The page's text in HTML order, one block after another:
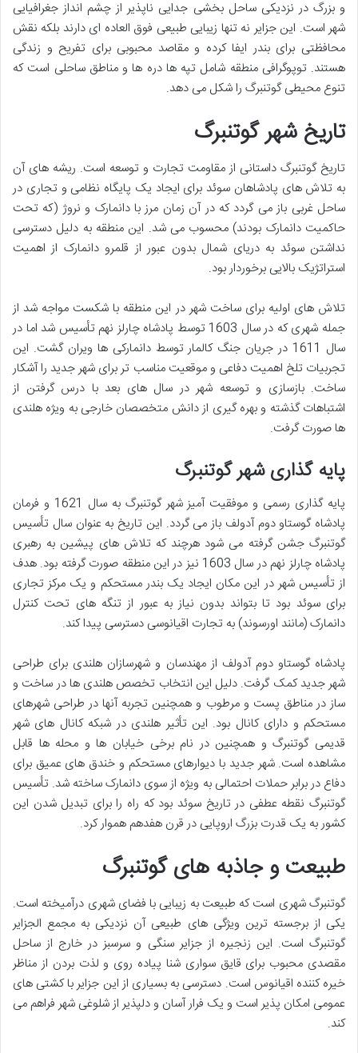
و بزرگ در نزدیکی ساحل بخشی جدایی ناپذیر از چشم انداز جغرافیایی
شهر است. این جزایر نه تنها زیبایی طبیعی فوق العاده ای دارند بلکه نقش
محافظتی برای بندر ایفا کرده و مقاصد محبوبی برای تفریح و زندگی
هستند. توپوگرافی منطقه شامل تپه ها دره ها و مناطق ساحلی است که
تنوع محیطی گوتنبرگ را شکل می دهد.
تاریخ شهر گوتنبرگ
تاریخ گوتنبرگ داستانی از مقاومت تجارت و توسعه است. ریشه های آن
به تلاش های پادشاهان سوئد برای ایجاد یک پایگاه نظامی و تجاری در
ساحل غربی باز می گردد که در آن زمان مرز با دانمارک و نروژ (که تحت
حاکمیت دانمارک بودند) محسوب می شد. این منطقه به دلیل دسترسی
نداشتن سوئد به دریای شمال بدون عبور از قلمرو دانمارک از اهمیت
استراتژیک بالایی برخوردار بود.
تلاش های اولیه برای ساخت شهر در این منطقه با شکست مواجه شد از
جمله شهری که در سال 1603 توسط پادشاه چارلز نهم تأسیس شد اما در
سال 1611 در جریان جنگ کالمار توسط دانمارکی ها ویران گشت. این
تجربیات تلخ اهمیت دفاعی و موقعیت مناسب تر برای شهر جدید را آشکار
ساخت. بازسازی و توسعه شهر در سال های بعد با درس گرفتن از
اشتباهات گذشته و بهره گیری از دانش متخصصان خارجی به ویژه هلندی
ها صورت گرفت.
پایه گذاری شهر گوتنبرگ
پایه گذاری رسمی و موفقیت آمیز شهر گوتنبرگ به سال 1621 و فرمان
پادشاه گوستاو دوم آدولف باز می گردد. این تاریخ به عنوان سال تأسیس
گوتنبرگ جشن گرفته می شود هرچند که تلاش های پیشین به رهبری
پادشاه چارلز نهم در سال 1603 نیز در این منطقه صورت گرفته بود. هدف
از تأسیس شهر در این مکان ایجاد یک بندر مستحکم و یک مرکز تجاری
برای سوئد بود تا بتواند بدون نیاز به عبور از تنگه های تحت کنترل
دانمارک (مانند اورسوند) به تجارت اقیانوسی دسترسی پیدا کند.
پادشاه گوستاو دوم آدولف از مهندسان و شهرسازان هلندی برای طراحی
شهر جدید کمک گرفت. دلیل این انتخاب تخصص هلندی ها در ساخت و
ساز در مناطق پست و مرطوب و همچنین تجربه آنها در طراحی شهرهای
مستحکم و دارای کانال بود. این تأثیر هلندی در شبکه کانال های شهر
قدیمی گوتنبرگ و همچنین در نام برخی خیابان ها و محله ها قابل
مشاهده است. شهر جدید با دیوارهای مستحکم و خندق های عمیق برای
دفاع در برابر حملات احتمالی به ویژه از سوی دانمارک ساخته شد. تأسیس
گوتنبرگ نقطه عطفی در تاریخ سوئد بود که راه را برای تبدیل شدن این
کشور به یک قدرت بزرگ اروپایی در قرن هفدهم هموار کرد.
طبیعت و جاذبه های گوتنبرگ
گوتنبرگ شهری است که طبیعت به زیبایی با فضای شهری درآمیخته است.
یکی از برجسته ترین ویژگی های طبیعی آن نزدیکی به مجمع الجزایر
گوتنبرگ است. این زنجیره از جزایر سنگی و سرسبز در خارج از ساحل
مقصدی محبوب برای قایق سواری شنا پیاده روی و لذت بردن از مناظر
خیره کننده اقیانوس است. دسترسی به بسیاری از این جزایر با کشتی های
عمومی امکان پذیر است و یک فرار آسان و دلپذیر از شلوغی شهر فراهم می
کند.